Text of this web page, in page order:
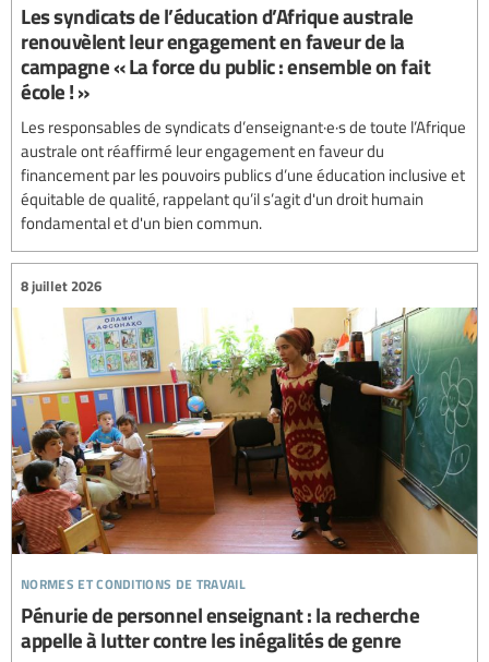
Les syndicats de l’éducation d’Afrique australe
renouvèlent leur engagement en faveur de la
campagne « La force du public : ensemble on fait
école ! »
Les responsables de syndicats d’enseignant·e·s de toute l’Afrique
australe ont réaffirmé leur engagement en faveur du
financement par les pouvoirs publics d’une éducation inclusive et
équitable de qualité, rappelant qu’il s’agit d'un droit humain
fondamental et d'un bien commun.
normes et conditions de travail
8 juillet 2026
Pénurie de personnel enseignant : la recherche
appelle à lutter contre les inégalités de genre